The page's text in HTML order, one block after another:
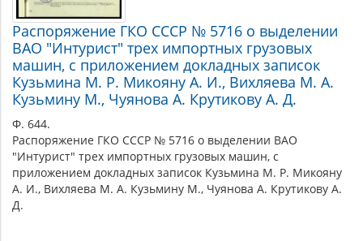
Распоряжение ГКО СССР № 5716 о выделении
ВАО "Интурист" трех импортных грузовых
машин, с приложением докладных записок
Кузьмина М. Р. Микояну А. И., Вихляева М. А.
Кузьмину М., Чуянова А. Крутикову А. Д.
Ф. 644.
Распоряжение ГКО СССР № 5716 о выделении ВАО
"Интурист" трех импортных грузовых машин, с
приложением докладных записок Кузьмина М. Р. Микояну
А. И., Вихляева М. А. Кузьмину М., Чуянова А. Крутикову А.
Д.